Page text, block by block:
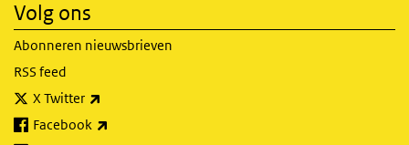
Volg ons
Abonneren nieuwsbrieven
RSS feed
X Twitter
Facebook